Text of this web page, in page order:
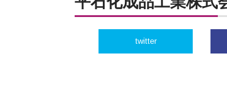
twitter